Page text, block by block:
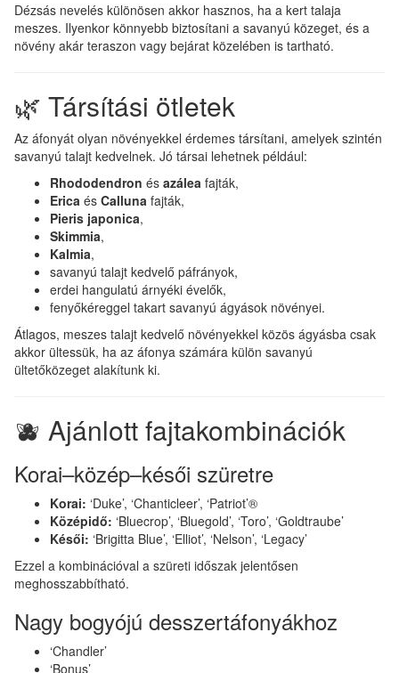
Dézsás nevelés különösen akkor hasznos, ha a kert talaja
meszes. Ilyenkor könnyebb biztosítani a savanyú közeget, és a
növény akár teraszon vagy bejárat közelében is tartható.
🌿 Társítási ötletek
Az áfonyát olyan növényekkel érdemes társítani, amelyek szintén
savanyú talajt kedvelnek. Jó társai lehetnek például:
Rhododendron és azálea fajták,
Erica és Calluna fajták,
Pieris japonica,
Skimmia,
Kalmia,
savanyú talajt kedvelő páfrányok,
erdei hangulatú árnyéki évelők,
fenyőkéreggel takart savanyú ágyások növényei.
Átlagos, meszes talajt kedvelő növényekkel közös ágyásba csak
akkor ültessük, ha az áfonya számára külön savanyú
ültetőközeget alakítunk ki.
🫐 Ajánlott fajtakombinációk
Korai–közép–késői szüretre
Korai: ‘Duke’, ‘Chanticleer’, ‘Patriot’®
Középidő: ‘Bluecrop’, ‘Bluegold’, ‘Toro’, ‘Goldtraube’
Késői: ‘Brigitta Blue’, ‘Elliot’, ‘Nelson’, ‘Legacy’
Ezzel a kombinációval a szüreti időszak jelentősen
meghosszabbítható.
Nagy bogyójú desszertáfonyákhoz
‘Chandler’
‘Bonus’